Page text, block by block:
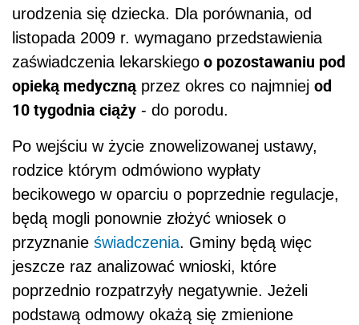
urodzenia się dziecka. Dla porównania, od
listopada 2009 r. wymagano przedstawienia
zaświadczenia lekarskiego o pozostawaniu pod
opieką medycznąprzez okres co najmniej od
10 tygodnia ciąży - do porodu.
Po wejściu w życie znowelizowanej ustawy,
rodzice którym odmówiono wypłaty
becikowego w oparciu o poprzednie regulacje,
będą mogli ponownie złożyć wniosek o
przyznanie świadczenia. Gminy będą więc
jeszcze raz analizować wnioski, które
poprzednio rozpatrzyły negatywnie. Jeżeli
podstawą odmowy okażą się zmienione